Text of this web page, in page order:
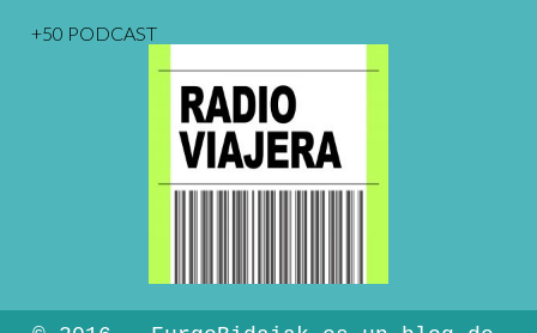
+50 PODCAST